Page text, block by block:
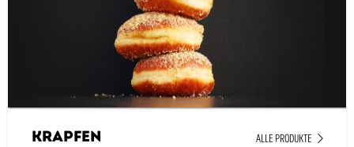
Krapfen ALLE PRODUKTE